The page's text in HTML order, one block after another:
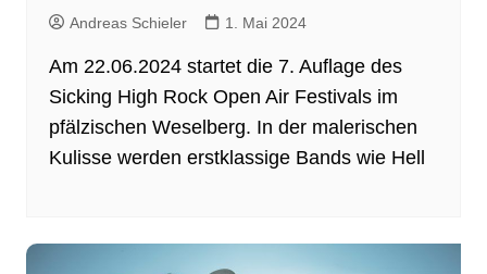
Andreas Schieler 1. Mai 2024
Am 22.06.2024 startet die 7. Auflage des
Sicking High Rock Open Air Festivals im
pfälzischen Weselberg. In der malerischen
Kulisse werden erstklassige Bands wie Hell